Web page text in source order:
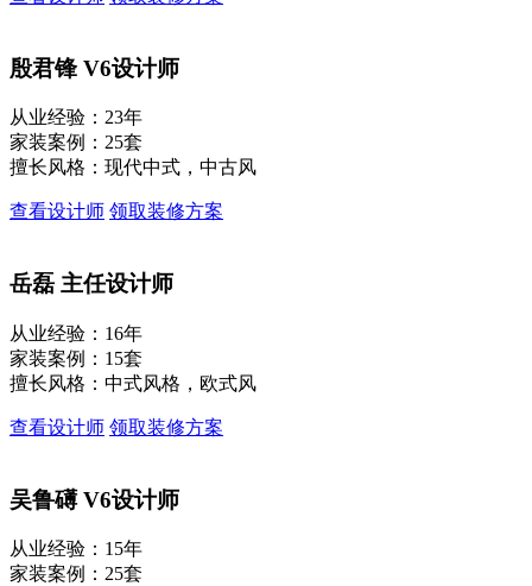
殷君锋 V6设计师
从业经验：23年
家装案例：25套
擅长风格：现代中式，中古风
查看设计师 领取装修方案
岳磊 主任设计师
从业经验：16年
家装案例：15套
擅长风格：中式风格，欧式风
查看设计师 领取装修方案
吴鲁礡V6设计师
从业经验：15年
家装案例：25套